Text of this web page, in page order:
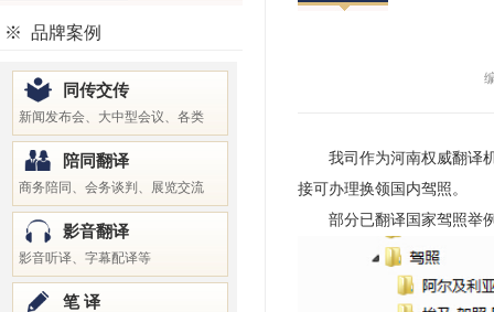
※ 品牌案例
同传交传
新闻发布会、大中型会议、各类
陪同翻译
商务陪同、会务谈判、展览交流
影音翻译
影音听译、字幕配译等
笔 译
我司作为河南权威翻译机
接可办理换领国内驾照。
部分已翻译国家驾照举